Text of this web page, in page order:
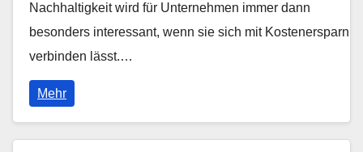
Nachhaltigkeit wird für Unternehmen immer dann
besonders interessant, wenn sie sich mit Kostenersparnis
verbinden lässt.…
Mehr